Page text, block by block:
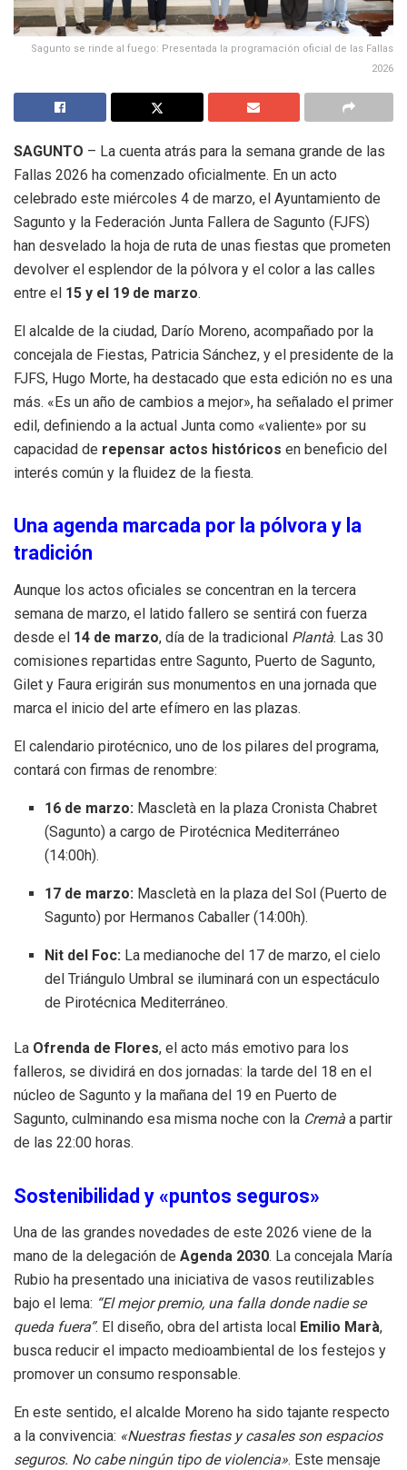
Sagunto se rinde al fuego: Presentada la programación oficial de las Fallas
2026
SAGUNTO – La cuenta atrás para la semana grande de las
Fallas 2026 ha comenzado oficialmente. En un acto
celebrado este miércoles 4 de marzo, el Ayuntamiento de
Sagunto y la Federación Junta Fallera de Sagunto (FJFS)
han desvelado la hoja de ruta de unas fiestas que prometen
devolver el esplendor de la pólvora y el color a las calles
entre el 15 y el 19 de marzo.
El alcalde de la ciudad, Darío Moreno, acompañado por la
concejala de Fiestas, Patricia Sánchez, y el presidente de la
FJFS, Hugo Morte, ha destacado que esta edición no es una
más. «Es un año de cambios a mejor», ha señalado el primer
edil, definiendo a la actual Junta como «valiente» por su
capacidad de repensar actos históricos en beneficio del
interés común y la fluidez de la fiesta.
Una agenda marcada por la pólvora y la
tradición
Aunque los actos oficiales se concentran en la tercera
semana de marzo, el latido fallero se sentirá con fuerza
desde el 14 de marzo, día de la tradicional Plantà. Las 30
comisiones repartidas entre Sagunto, Puerto de Sagunto,
Gilet y Faura erigirán sus monumentos en una jornada que
marca el inicio del arte efímero en las plazas.
El calendario pirotécnico, uno de los pilares del programa,
contará con firmas de renombre:
16 de marzo: Mascletà en la plaza Cronista Chabret
(Sagunto) a cargo de Pirotécnica Mediterráneo
(14:00h).
17 de marzo: Mascletà en la plaza del Sol (Puerto de
Sagunto) por Hermanos Caballer (14:00h).
Nit del Foc: La medianoche del 17 de marzo, el cielo
del Triángulo Umbral se iluminará con un espectáculo
de Pirotécnica Mediterráneo.
La Ofrenda de Flores, el acto más emotivo para los
falleros, se dividirá en dos jornadas: la tarde del 18 en el
núcleo de Sagunto y la mañana del 19 en Puerto de
Sagunto, culminando esa misma noche con la Cremà a partir
de las 22:00 horas.
Sostenibilidad y «puntos seguros»
Una de las grandes novedades de este 2026 viene de la
mano de la delegación de Agenda 2030. La concejala María
Rubio ha presentado una iniciativa de vasos reutilizables
bajo el lema: “El mejor premio, una falla donde nadie se
queda fuera”. El diseño, obra del artista local Emilio Marà,
busca reducir el impacto medioambiental de los festejos y
promover un consumo responsable.
En este sentido, el alcalde Moreno ha sido tajante respecto
a la convivencia: «Nuestras fiestas y casales son espacios
seguros. No cabe ningún tipo de violencia». Este mensaje